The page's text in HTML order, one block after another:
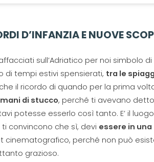
D’INFANZIA E NUOVE
sull’Adriatico per noi simbolo di
di tempi estivi spensierati, tra le
il ricordo di quando per la prima
di stucco, perché ti avevano
potesse esserlo così tanto. E’ il
convincono che sì, devi essere in una
cinematografico, perché non può
grazioso.